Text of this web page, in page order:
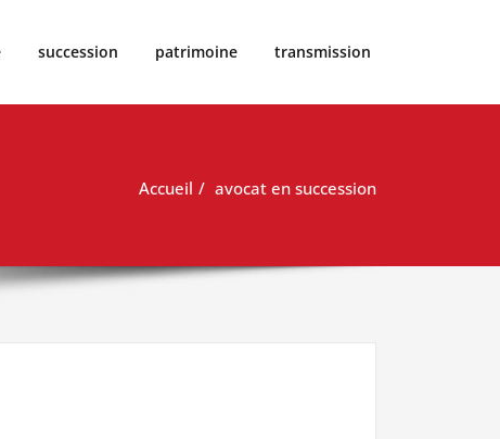
succession patrimoine transmission
Accueil avocat en succession